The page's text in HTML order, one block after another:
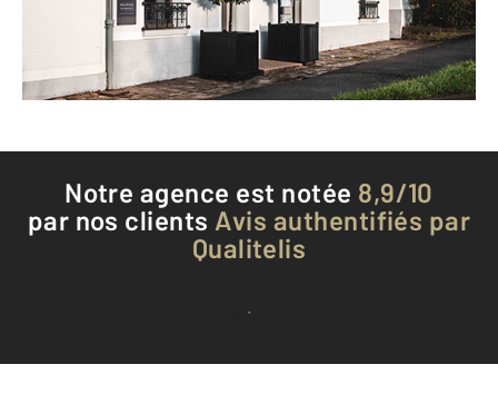
Envoyer un message
Téléphoner à l'agence
Notre agence est notée 8,9/10
par nos clients Avis authentifiés par
Qualitelis
Voir tous les avis clients